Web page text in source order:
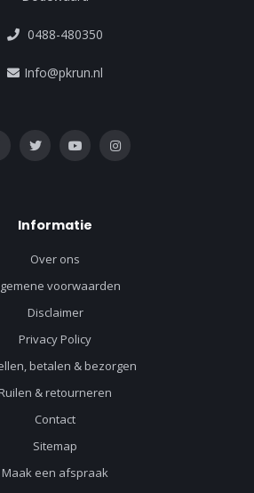
0488-480350
Info@pkrun.nl
Informatie
Over ons
voorwaarden
Disclaimer
Privacy Policy
betalen & bezorgen
& retourneren
Contact
Sitemap
Maak een afspraak